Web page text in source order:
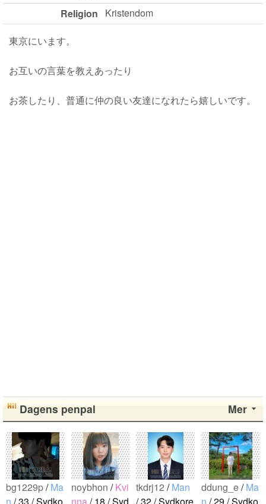
Religion
Kristendom
東京にいます。
お互いの言葉を教えあったり
お茶したり、普通に仲の良い友達になれたら嬉しいです。
Mer
Dagens penpal
bg1229p/Ma
noybhon /Kvi tkdrj12 /Man
ddung_e/Ma